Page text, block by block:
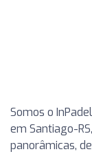
Somos o
em Santiago-
panorâmicas,